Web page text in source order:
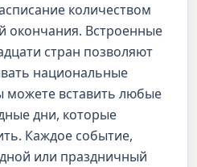
количеством
окончания. Встроенные
стран позволяют
национальные
можете вставить любые
дни, которые
Каждое событие,
или праздничный